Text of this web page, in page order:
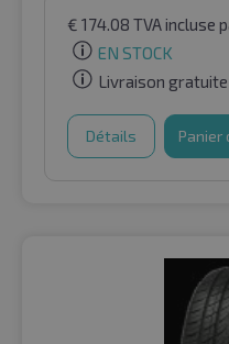
€ 174.08 TVA incluse
EN STOCK
Livraison gratuite
Détails Panier